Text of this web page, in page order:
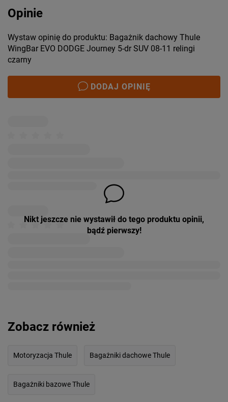
Opinie
Wystaw opinię do produktu: Bagażnik dachowy Thule
WingBar EVO DODGE Journey 5-dr SUV 08-11 relingi
czarny
DODAJ OPINIĘ
Nikt jeszcze nie wystawił do tego produktu opinii,
bądź pierwszy!
Zobacz również
Motoryzacja Thule Bagażniki dachowe Thule
Bagażniki bazowe Thule